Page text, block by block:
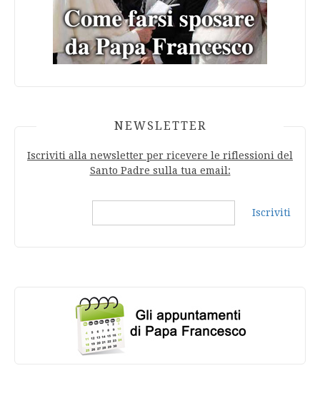
NEWSLETTER
Iscriviti alla newsletter per ricevere le riflessioni del
Santo Padre sulla tua email:
Iscriviti